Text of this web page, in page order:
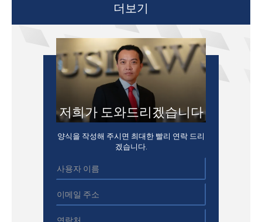
더보기
저희가 도와드리겠습니다
양식을 작성해 주시면 최대한 빨리 연락 드리
겠습니다.